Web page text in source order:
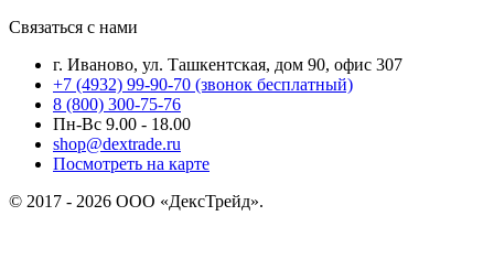
Связаться с нами
г. Иваново, ул. Ташкентская, дом 90, офис 307
+7 (4932) 99-90-70 (звонок бесплатный)
8 (800) 300-75-76
Пн-Вс 9.00 - 18.00
shop@dextrade.ru
Посмотреть на карте
© 2017 - 2026 ООО «ДексТрейд».